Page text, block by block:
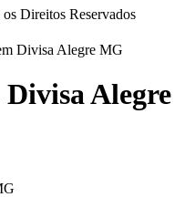
Direitos Reservados
Divisa Alegre MG
Alegre